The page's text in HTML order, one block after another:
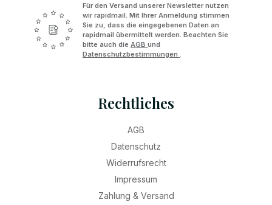
Für den Versand unserer Newsletter nutzen
wir rapidmail. Mit Ihrer Anmeldung stimmen
Sie zu, dass die eingegebenen Daten an
rapidmail übermittelt werden. Beachten Sie
bitte auch die AGB und
Datenschutzbestimmungen .
Rechtliches
AGB
Datenschutz
Widerrufsrecht
Impressum
Zahlung & Versand